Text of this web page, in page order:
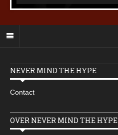
NEVER MIND THE HYPE
Contact
OVER NEVER MIND THE HYPE